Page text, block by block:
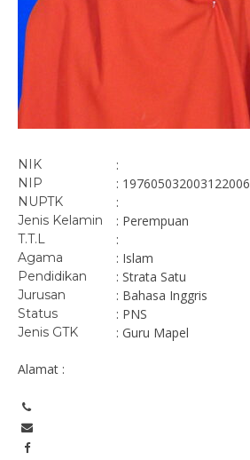
NIK :
NIP : 197605032003122006
NUPTK :
Jenis Kelamin : Perempuan
T.T.L :
Agama : Islam
Pendidikan : Strata Satu
Jurusan : Bahasa Inggris
Status : PNS
Jenis GTK : Guru Mapel
Alamat :